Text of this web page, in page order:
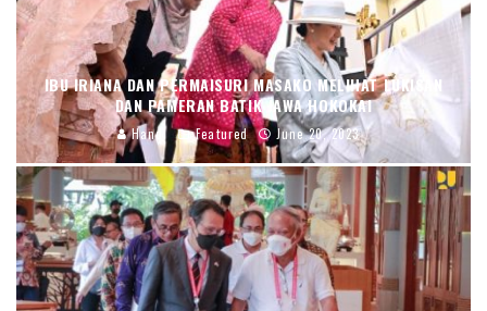
IBU IRIANA DAN PERMAISURI MASAKO MELIHAT LUKISAN
DAN PAMERAN BATIK JAWA HOKOKAI
Handi Featured June 20, 2023